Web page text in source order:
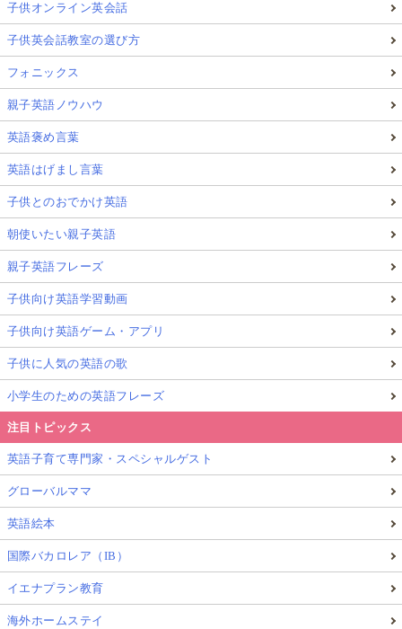
子供オンライン英会話
子供英会話教室の選び方
フォニックス
親子英語ノウハウ
英語褒め言葉
英語はげまし言葉
子供とのおでかけ英語
朝使いたい親子英語
親子英語フレーズ
子供向け英語学習動画
子供向け英語ゲーム・アプリ
子供に人気の英語の歌
小学生のための英語フレーズ
注目トピックス
英語子育て専門家・スペシャルゲスト
グローバルママ
英語絵本
国際バカロレア（IB）
イエナプラン教育
海外ホームステイ